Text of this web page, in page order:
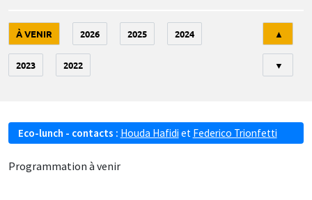
À VENIR 2026 2025 2024
2023 2022
▲
▼
Eco-lunch - contacts : Houda Hafidi et Federico Trionfetti
Programmation à venir